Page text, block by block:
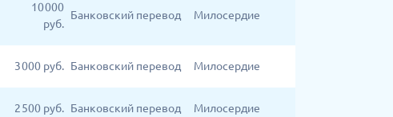
10 000
руб.
Банковский перевод Милосердие
3 000 руб. Банковский перевод Милосердие
2 500 руб. Банковский перевод Милосердие